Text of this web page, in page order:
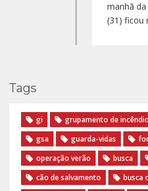
manhã
(31) ficou
Tags
gi grupamento de incêndio
gsa
guarda-vidas
operação verão
busca
cão de salvamento
busca